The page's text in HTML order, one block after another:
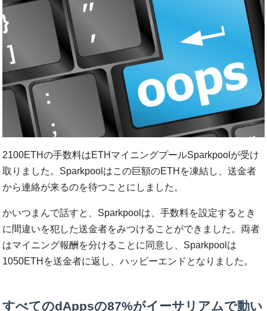
2100ETHの手数料はETHマイニングプールSparkpoolが受け
取りました。Sparkpoolはこの巨額のETHを凍結し、送金者
から連絡が来るのを待つことにしました。
かいつまんで話すと、Sparkpoolは、手数料を設定するとき
に間違いを犯した送金者をみつけることができました。両者
はマイニング報酬を分けることに同意し、Sparkpoolは
1050ETHを送金者に返し、ハッピーエンドとなりました。
すべてのdAppsの87%がイーサリアムで動い